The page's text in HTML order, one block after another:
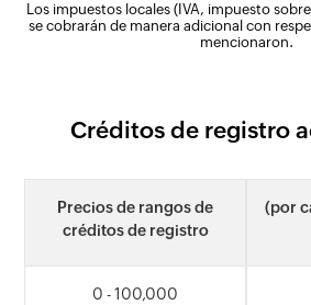
Los impuestos locales (IVA, impuesto
se cobrarán de manera adicional con
mencionaron.
Créditos de registro
Precios de rangos de
créditos de registro
(por
0 - 100,000